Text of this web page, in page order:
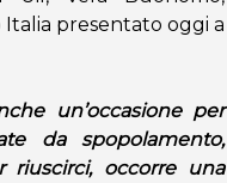
presentato oggi a
un’occasione per
da spopolamento,
riuscirci, occorre una